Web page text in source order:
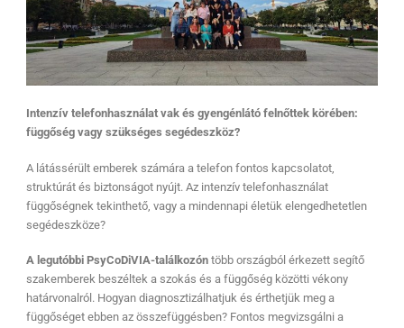
Intenzív telefonhasználat vak és gyengénlátó felnőttek körében:
függőség vagy szükséges segédeszköz?
A látássérült emberek számára a telefon fontos kapcsolatot,
struktúrát és biztonságot nyújt. Az intenzív telefonhasználat
függőségnek tekinthető, vagy a mindennapi életük elengedhetetlen
segédeszköze?
A legutóbbi PsyCoDiVIA-találkozóntöbb országból érkezett segítő
szakemberek beszéltek a szokás és a függőség közötti vékony
határvonalról. Hogyan diagnosztizálhatjuk és érthetjük meg a
függőséget ebben az összefüggésben? Fontos megvizsgálni a